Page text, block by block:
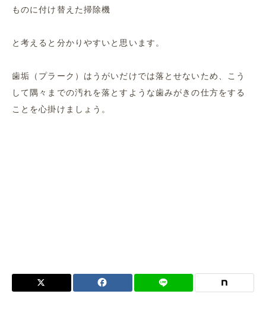
ものに付け替えた掃除機
と考えると分かりやすいと思います。
歯垢（プラーク）はうがいだけでは落とせないため、こう
して隅々までの汚れを落とすような歯みがきの仕方をする
ことを心掛けましょう。